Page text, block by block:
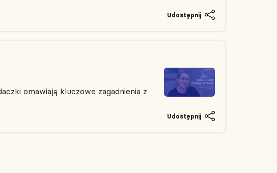
Udostępnij
omawiają kluczowe zagadnienia z
Udostępnij